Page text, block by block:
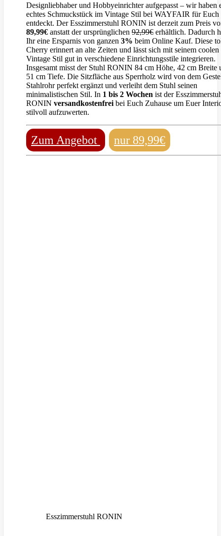
Designliebhaber und Hobbyeinrichter aufgepasst – wir haben
echtes Schmuckstück im Vintage Stil bei WAYFAIR für Euch
entdeckt. Der Esszimmerstuhl RONIN ist derzeit zum Preis
89,99€ anstatt der ursprünglichen 92,99€ erhältlich. Dadurch
Ihr eine Ersparnis von ganzen 3% beim Online Kauf. Diese
Cherry erinnert an alte Zeiten und lässt sich mit seinem coolen
Vintage Stil gut in verschiedene Einrichtungsstile integrieren.
Insgesamt misst der Stuhl RONIN 84 cm Höhe, 42 cm Breite
51 cm Tiefe. Die Sitzfläche aus Sperrholz wird von dem
Stahlrohr perfekt ergänzt und verleiht dem Stuhl seinen
minimalistischen Stil. In 1 bis 2 Wochen ist der
RONIN versandkostenfrei bei Euch Zuhause um Euer
stilvoll aufzuwerten.
Zum Angebot nur 89,99€
Esszimmerstuhl RONIN